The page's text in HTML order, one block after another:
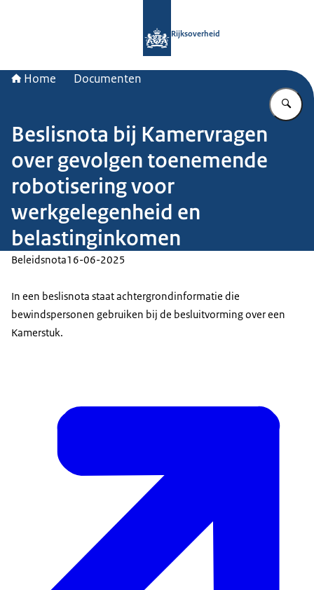
Rijksoverheid
Home Documenten
Beslisnota bij Kamervragen
over gevolgen toenemende
robotisering voor
werkgelegenheid en
belastinginkomen
Beleidsnota16-06-2025
In een beslisnota staat achtergrondinformatie die
bewindspersonen gebruiken bij de besluitvorming over een
Kamerstuk.